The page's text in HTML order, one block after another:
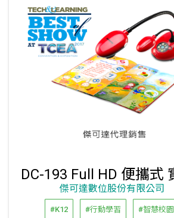
傑可達數位股份有限公司
#K12 #行動學習 #智慧校園